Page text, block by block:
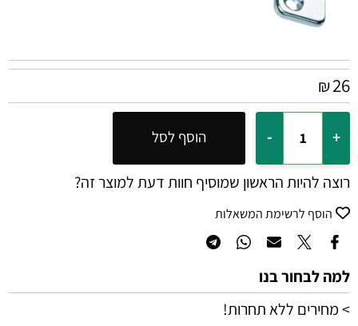
₪26
הוסף לסל
רוצה להיות הראשון שמוסיף חוות דעת למוצר זה?
הוסף לרשימת המשאלות
למה לבחור בנו
> מחירים ללא תחרות!